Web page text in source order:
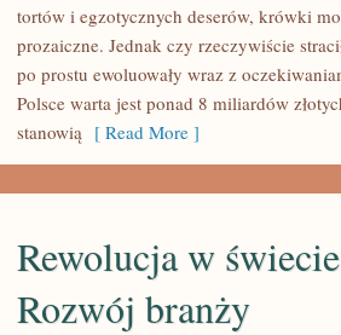
tortów i egzotycznych deserów, krówki
prozaiczne. Jednak czy rzeczywiście
po prostu ewoluowały wraz z
Polsce warta jest ponad 8 miliardów
stanowią [ Read More ]
Rewolucja w
Rozwój branży